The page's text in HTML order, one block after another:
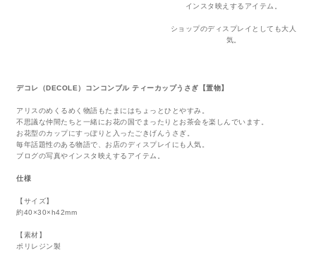
インスタ映えするアイテム。
ショップのディスプレイとしても大人
気。
デコレ（DECOLE）コンコンブル ティーカップうさぎ【置物】
アリスのめくるめく物語もたまにはちょっとひとやすみ。
不思議な仲間たちと一緒にお花の国でまったりとお茶会を楽しんでいます。
お花型のカップにすっぽりと入ったごきげんうさぎ。
毎年話題性のある物語で、お店のディスプレイにも人気。
ブログの写真やインスタ映えするアイテム。
仕様
【サイズ】
約40×30×h42mm
【素材】
ポリレジン製